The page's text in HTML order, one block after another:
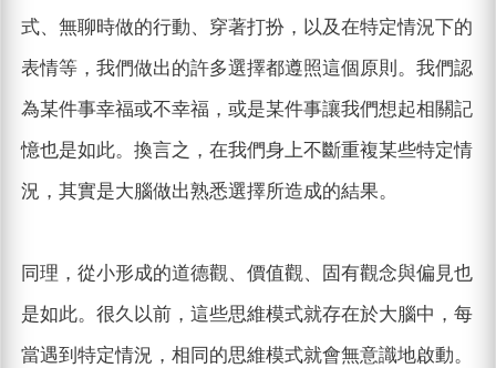
式、無聊時做的行動、穿著打扮，以及在特定情況下的
表情等，我們做出的許多選擇都遵照這個原則。我們認
為某件事幸福或不幸福，或是某件事讓我們想起相關記
憶也是如此。換言之，在我們身上不斷重複某些特定情
況，其實是大腦做出熟悉選擇所造成的結果。
同理，從小形成的道德觀、價值觀、固有觀念與偏見也
是如此。很久以前，這些思維模式就存在於大腦中，每
當遇到特定情況，相同的思維模式就會無意識地啟動。